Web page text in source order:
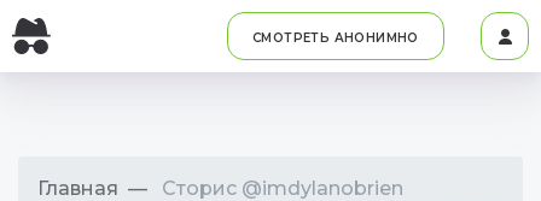
СМОТРЕТЬ АНОНИМНО
Главная Сторис @imdylanobrien